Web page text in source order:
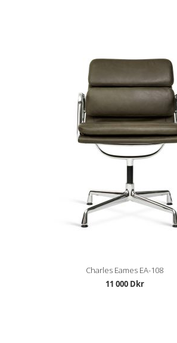
Charles Eames EA-108
11 000 Dkr